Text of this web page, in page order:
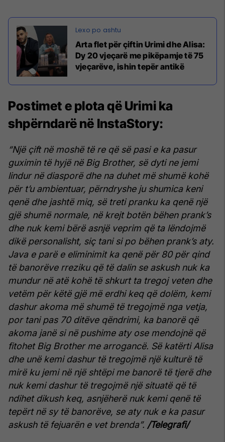
Arta flet për çiftin Urimi dhe Alisa:
Dy 20 vjeçarë me pikëpamje të 75
vjeçarëve, ishin tepër antikë
Postimet e plota që Urimi ka
shpërndarë në InstaStory:
“Një çift në moshë të re që së pasi e ka pasur
guximin të hyjë në Big Brother, së dyti ne jemi
lindur në diasporë dhe na duhet më shumë kohë
për t’u ambientuar, përndryshe ju shumica keni
qenë dhe jashtë miq, së treti pranku ka qenë një
gjë shumë normale, në krejt botën bëhen prank’s
dhe nuk kemi bërë asnjë veprim që ta lëndojmë
dikë personalisht, siç tani si po bëhen prank’s aty.
Java e parë e eliminimit ka qenë për 80 për qind
të banorëve rreziku që të dalin se askush nuk ka
mundur në atë kohë të shkurt ta tregoj veten dhe
vetëm për këtë gjë më erdhi keq që dolëm, kemi
dashur akoma më shumë të tregojmë nga vetja,
por tani pas 70 ditëve qëndrimi, ka banorë që
akoma janë si në pushime aty ose mendojnë që
fitohet Big Brother me arrogancë. Së katërti Alisa
dhe unë kemi dashur të tregojmë një kulturë të
mirë ku jemi në një shtëpi me banorë të tjerë dhe
nuk kemi dashur të tregojmë një situatë që të
ndihet dikush keq, asnjëherë nuk kemi qenë të
tepërt në sy të banorëve, se aty nuk e ka pasur
askush të fejuarën e vet brenda”. /Telegrafi/